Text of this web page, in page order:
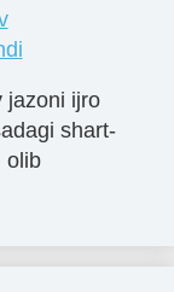
jazoni ijro
shart-
olib